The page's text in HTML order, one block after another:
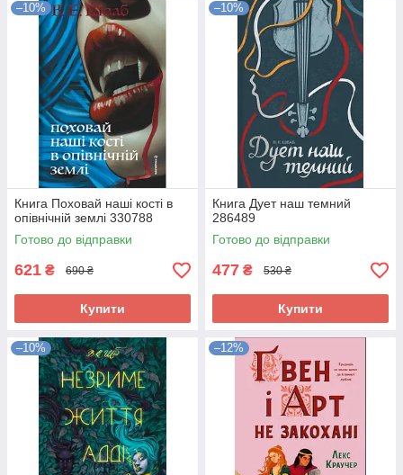
–10%
Книга Поховай наші кості в
опівнічній землі 330788
Готово до відправки
621 ₴ 690 ₴
Купити
–10%
Книга Дует наш темний
286489
Готово до відправки
477 ₴ 530 ₴
Купити
–10% –12%